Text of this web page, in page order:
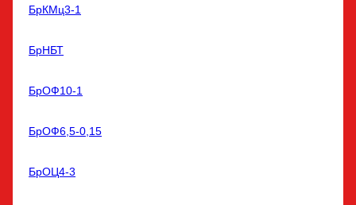
БрКМц3-1
БрНБТ
БрОФ10-1
БрОФ6,5-0,15
БрОЦ4-3